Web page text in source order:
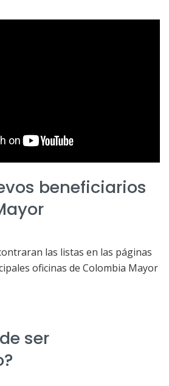
beneficiarios
las listas en las páginas
oficinas de Colombia Mayor
ser